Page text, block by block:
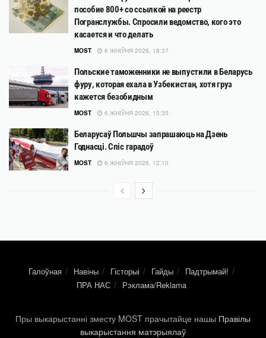
пособие 800+ со ссылкой на реестр
Погранслужбы. Спросили ведомство, кого это
касается и что делать
MOST 6 ЖНІЎНЯ 2026, 18:37
Польские таможенники не выпустили в Беларусь
фуру, которая ехала в Узбекистан, хотя груз
кажется безобидным
MOST 6 ЖНІЎНЯ 2026, 15:35
Беларусаў Польшчы запрашаюць на Дзень
Годнасці. Спіс гарадоў
MOST 6 ЖНІЎНЯ 2026, 12:10
Галоўная Навіны Гісторыі Гайды
Падтрымай!
ПРА НАС
Рэклама/Reklama
Пры выкарыстанні зместу MOST прачытайце нашы Правілы
выкарыстання матэрыялаў